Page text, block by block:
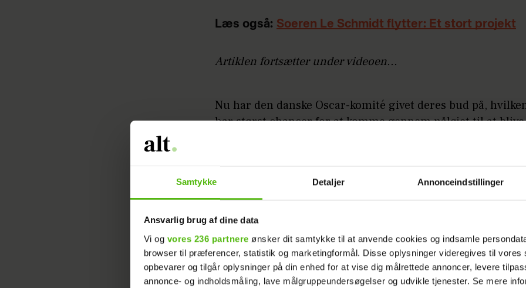
Samtykke Detaljer Annonceindstillinger
Ansvarlig brug af dine data
Vi og vores 236 partnere ønsker dit samtykke til at anvende cookies og indsamle
browser til præferencer, statistik og marketingformål. Disse oplysninger videregives til vores
opbevarer og tilgår oplysninger på din enhed for at vise dig målrettede annoncer, levere
annonce- og indholdsmåling, lave målgruppeundersøgelser og udvikle tjenester. Se mere
Læs også: Soeren Le Schmidt flytter: Et stort projekt
Artiklen fortsætter under videoen...
Nu har den danske Oscar-komité givet deres bud på,
har størst chancer for at komme gennem nåløjet til at
skriverDet Danske Filminstitut.
LÆS OGSÅ
Men hvis titlen ikke lyder bekendt, så er det fordi, filmen